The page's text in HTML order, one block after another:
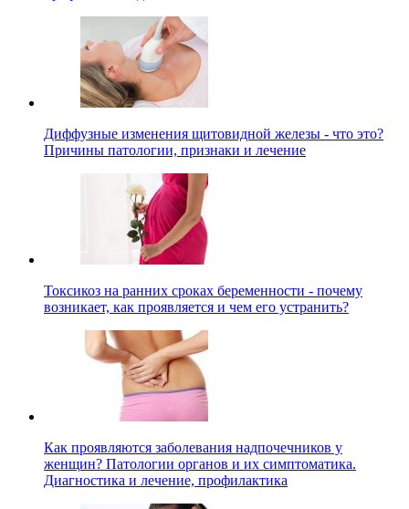
Диффузные изменения щитовидной железы - что это?
Причины патологии, признаки и лечение
Токсикоз на ранних сроках беременности - почему
возникает, как проявляется и чем его устранить?
Как проявляются заболевания надпочечников у
женщин? Патологии органов и их симптоматика.
Диагностика и лечение, профилактика